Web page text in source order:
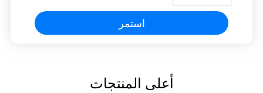
استمر
أعلى المنتجات